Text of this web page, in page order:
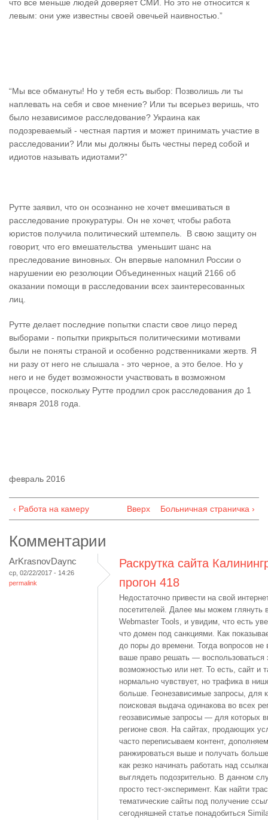
что все меньше людей доверяет СМИ. Но это не относится к
левым: они уже известны своей овечьей наивностью.”
“Мы все обмануты! Но у тебя есть выбор: Позволишь ли ты
наплевать на себя и свое мнение? Или ты всерьез веришь, что
было независимое расследование? Украина как
подозреваемый - честная партия и может принимать участие в
расследовании? Или мы должны быть честны перед собой и
идиотов называть идиотами?”
Рутте заявил, что он осознанно не хочет вмешиваться в
расследование прокуратуры. Он не хочет, чтобы работа
юристов получила политический штемпель. В свою защиту он
говорит, что его вмешательства уменьшит шанс на
преследование виновных. Он впервые напомнил России о
нарушении ею резолюции Объединенных наций 2166 об
оказании помощи в расследовании всех заинтересованных
лиц.
Рутте делает последние попытки спасти свое лицо перед
выборами - попытки прикрыться политическими мотивами
были не поняты страной и особенно родственниками жертв. Я
ни разу от него не слышала - это черное, а это белое. Но у
него и не будет возможности участвовать в возможном
процессе, поскольку Рутте продлил срок расследования до 1
января 2018 года.
февраль 2016
‹ Работа на камеру Вверх Больничная страничка ›
Комментарии
ArKrasnovDaync
ср, 02/22/2017 - 14:26
permalink
Раскрутка сайта
прогон 418
Недостаточно привести на свой
посетителей. Далее мы можем глянуть
Webmaster Tools, и увидим, что есть
что домен под санкциями. Как
до поры до времени. Тогда вопросов не
ваше право решать — воспользоваться
возможностью или нет. То есть, сайт и
нормально чувствует, но трафика в
больше. Геонезависимые запросы, для
поисковая выдача одинакова во всех
геозависимые запросы — для которых
регионе своя. На сайтах, продающих
часто переписываем контент,
ранжироваться выше и получать
как резко начинать работать над
выглядеть подозрительно. В данном
просто тест-эксперимент. Как найти
тематические сайты под получение
сегодняшней статье понадобиться